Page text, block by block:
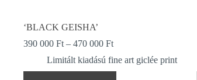
‘BLACK GEISHA’
390 000 Ft – 470 000 FtÁrtartomány:
000 Ft
-
Limitált kiadású fine art giclée print